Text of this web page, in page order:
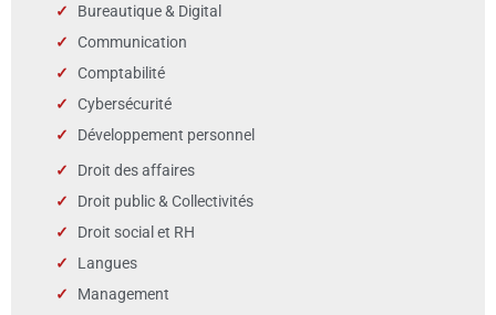
Bureautique & Digital
Communication
Comptabilité
Cybersécurité
Développement personnel
Droit des affaires
Droit public & Collectivités
Droit social et RH
Langues
Management